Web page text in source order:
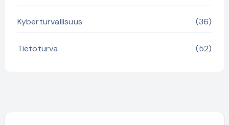
Kyberturvallisuus (36)
Tietoturva (52)